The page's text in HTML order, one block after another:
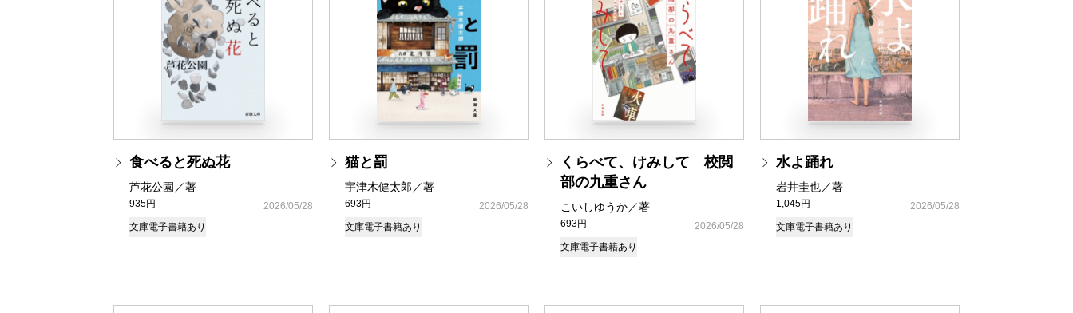
食べると死ぬ花
芦花公園／著
935円
2026/05/28
文庫電子書籍あり
猫と罰
宇津木健太郎／著
693円
2026/05/28
文庫電子書籍あり
くらべて、けみして 校閲
部の九重さん
こいしゆうか／著
693円
2026/05/28
文庫電子書籍あり
水よ踊れ
岩井圭也／著
1,045円
2026/05/28
文庫電子書籍あり